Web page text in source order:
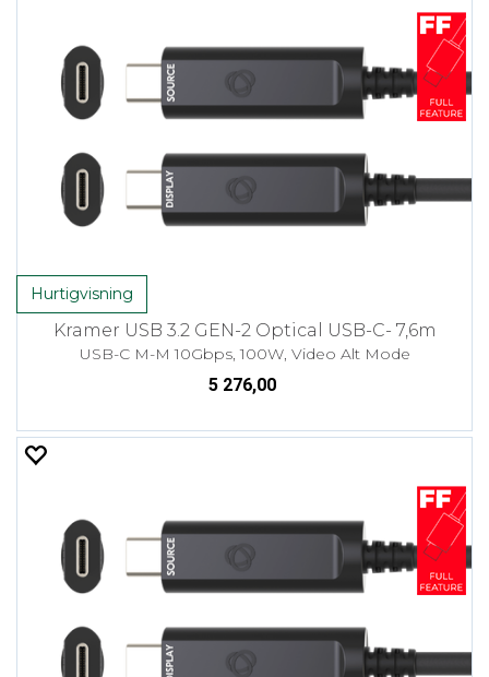
Hurtigvisning
Kramer USB 3.2 GEN-2 Optical USB-C- 7,6m
USB-C M-M 10Gbps, 100W, Video Alt Mode
5 276,00